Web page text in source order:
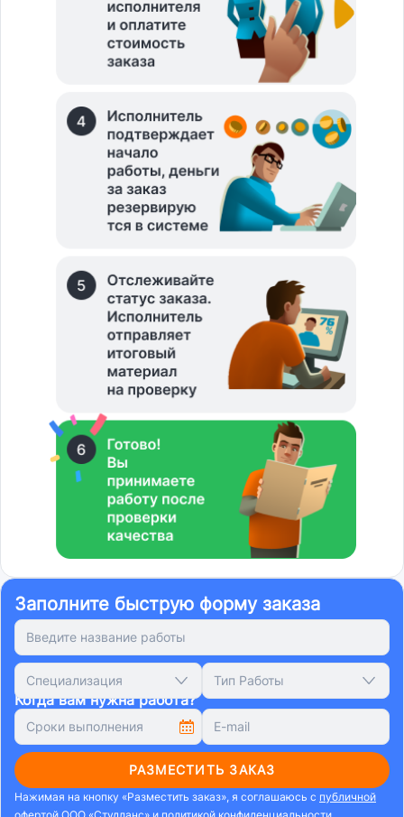
Заполните быструю форму заказа
Специализация Тип Работы
Когда вам нужна работа?
РАЗМЕСТИТЬ ЗАКАЗ
Нажимая на кнопку «Разместить заказ», я соглашаюсь с публичной